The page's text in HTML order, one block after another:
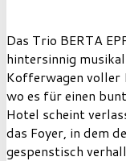
Das Trio BERTA
hintersinnig
Kofferwagen
wo es für einen
Hotel scheint
das Foyer, in dem
gespenstisch